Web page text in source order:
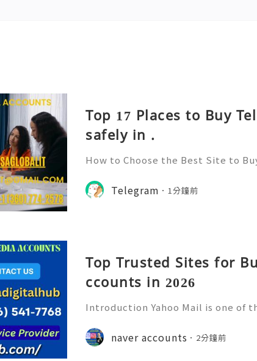
Top 17 Places to Buy
safely in .
How to Choose the Best Site to
for communication, community
ith its user-friendly interfac
Telegram 1分鐘前
Top Trusted Sites for
ccounts in 2026
Introduction Yahoo Mail is one of
oo has provided users with
rvices and has remained
naver accounts 2分鐘前